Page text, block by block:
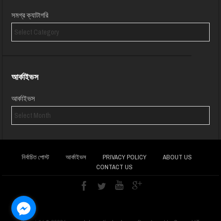
সমগ্র ক্যাটাগরি
আর্কাইভস
আর্কাইভস
নির্বাচিত পোস্ট আর্কাইভস PRIVACY POLICY
ABOUT US
CONTACT US